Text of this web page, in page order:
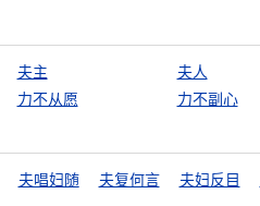
夫主 夫人
力不从愿 力不副心
夫唱妇随 夫复何言 夫妇反目